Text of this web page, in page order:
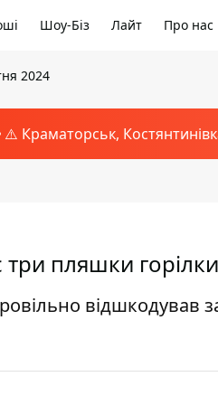
Шоу-Біз Лайт Про нас
2024
⚠️ Краматорськ,
три пляшки
відшкодував